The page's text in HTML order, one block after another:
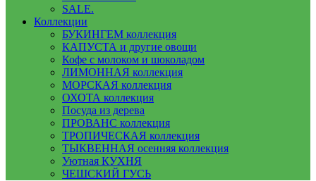
SALE.
Коллекции
БУКИНГЕМ коллекция
КАПУСТА и другие овощи
Кофе с молоком и шоколадом
ЛИМОННАЯ коллекция
МОРСКАЯ коллекция
ОХОТА коллекция
Посуда из дерева
ПРОВАНС коллекция
ТРОПИЧЕСКАЯ коллекция
ТЫКВЕННАЯ осенняя коллекция
Уютная КУХНЯ
ЧЕШСКИЙ ГУСЬ